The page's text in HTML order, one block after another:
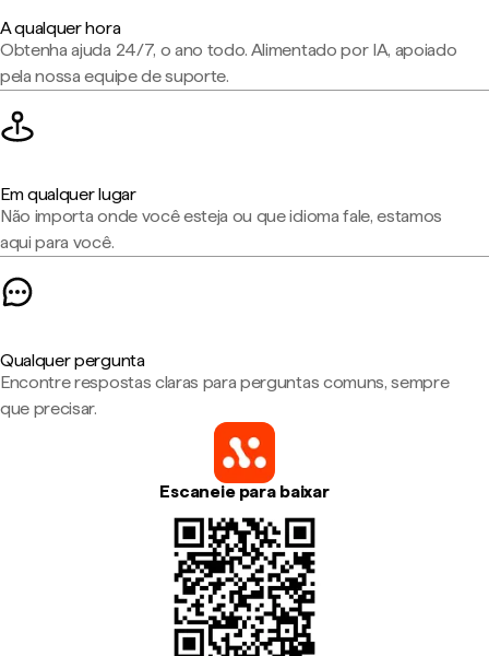
A qualquer hora
Obtenha ajuda 24/7, o ano todo. Alimentado por IA, apoiado
pela nossa equipe de suporte.
Em qualquer lugar
Não importa onde você esteja ou que idioma fale, estamos
aqui para você.
Qualquer pergunta
Encontre respostas claras para perguntas comuns, sempre
que precisar.
Escaneie para baixar